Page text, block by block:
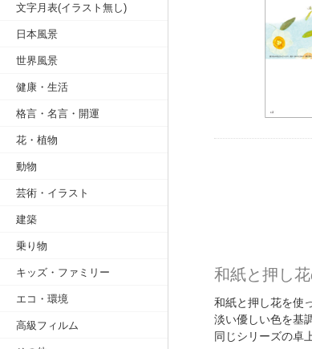
和紙と押し
和紙と押し花を使
淡い優しい色を基
同じシリーズの卓
文字月表(イラスト無し)
日本風景
世界風景
健康・生活
格言・名言・開運
花・植物
動物
芸術・イラスト
建築
乗り物
キッズ・ファミリー
エコ・環境
高級フィルム